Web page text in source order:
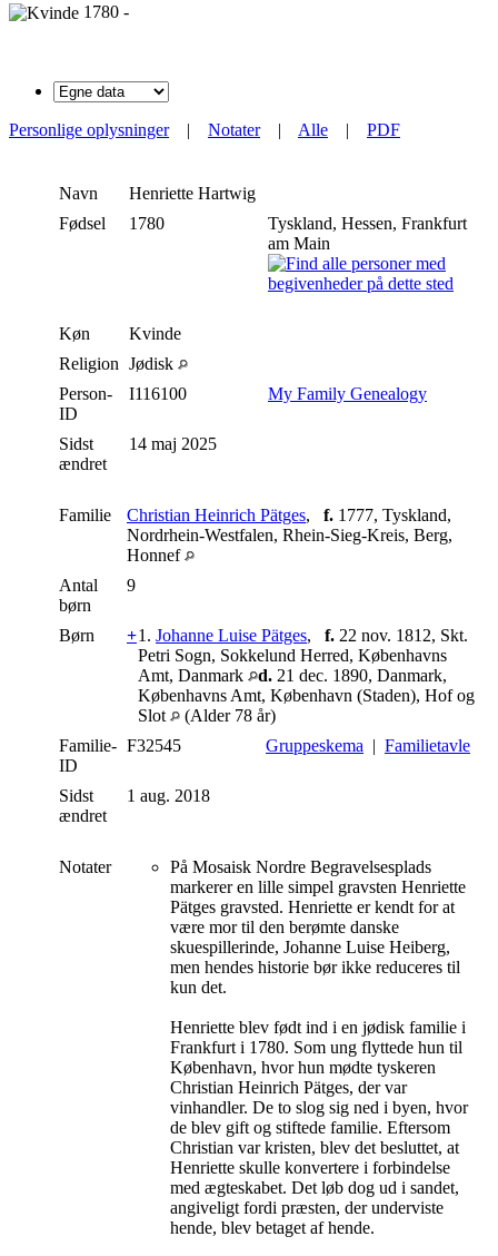
1780 -
Personlige oplysninger| Notater| Alle | PDF
Navn Henriette Hartwig
Fødsel
1780
Tyskland, Hessen, Frankfurt
am Main
Køn
Kvinde
Religion Jødisk
Person-
ID
I116100 My Family Genealogy
Sidst
ændret
14 maj 2025
Familie Christian Heinrich Pätges, f. 1777, Tyskland,
Nordrhein-Westfalen, Rhein-Sieg-Kreis, Berg,
Honnef
Antal
børn
9
Børn +1. Johanne Luise Pätges, f. 22 nov. 1812, Skt.
Petri Sogn, Sokkelund Herred, Københavns
Amt, Danmark
d. 21 dec. 1890, Danmark,
Københavns Amt, København (Staden), Hof og
Slot
(Alder 78 år)
Familie-
ID
F32545 Gruppeskema | Familietavle
Sidst
ændret
1 aug. 2018
Notater
På Mosaisk Nordre Begravelsesplads
markerer en lille simpel gravsten Henriette
Pätges gravsted. Henriette er kendt for at
være mor til den berømte danske
skuespillerinde, Johanne Luise Heiberg,
men hendes historie bør ikke reduceres til
kun det.
Henriette blev født ind i en jødisk familie i
Frankfurt i 1780. Som ung flyttede hun til
København, hvor hun mødte tyskeren
Christian Heinrich Pätges, der var
vinhandler. De to slog sig ned i byen, hvor
de blev gift og stiftede familie. Eftersom
Christian var kristen, blev det besluttet, at
Henriette skulle konvertere i forbindelse
med ægteskabet. Det løb dog ud i sandet,
angiveligt fordi præsten, der underviste
hende, blev betaget af hende.